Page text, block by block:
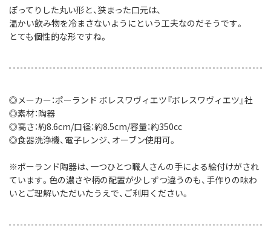
ぽってりした丸い形と、狭まった口元は、
温かい飲み物を冷まさないようにという工夫なのだそうです。
とても個性的な形ですね。
◎メーカー：ポーランド ボレスワヴィエツ『ボレスワヴィエツ』社
◎素材：陶器
◎高さ：約8.6cm/口径：約8.5cm/容量：約350cc
◎食器洗浄機、電子レンジ、オーブン使用可。
※ポーランド陶器は、一つひとつ職人さんの手による絵付けがされ
ています。色の濃さや柄の配置が少しずつ違うのも、手作りの味わ
いとご理解いただいたうえで、ご利用ください。